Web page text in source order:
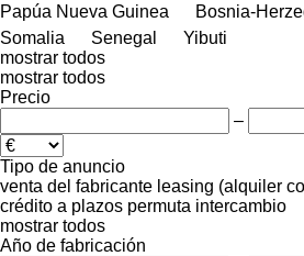
Papúa Nueva Guinea
Bosnia-
Somalia
Senegal
Yibuti
mostrar todos
mostrar todos
Precio
–
Tipo de anuncio
venta del fabricante leasing (alquiler
crédito a plazos permuta intercambio
mostrar todos
Año de fabricación